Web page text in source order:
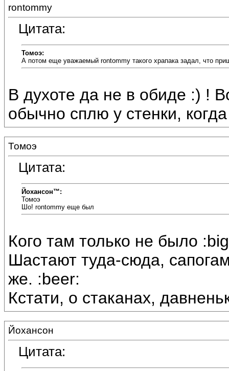
rontommy
Цитата:
Томоэ:
А потом еще уважаемый rontommy такого храпака задал, что
В духоте да не в обиде :) !
обычно сплю у стенки,
Томоэ
Цитата:
Йохансон™:
Томоэ
Шо! rontommy еще был
Кого там только не было
Шастают туда-сюда,
же. :beer:
Кстати, о стаканах,
Йохансон
Цитата: